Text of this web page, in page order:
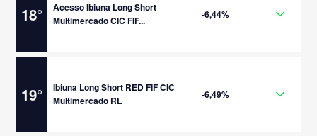
18°
Acesso Ibiuna Long Short
Multimercado CIC FIF...
-6,44%
19°
Ibiuna Long Short RED FIF CIC
Multimercado RL
-6,49%